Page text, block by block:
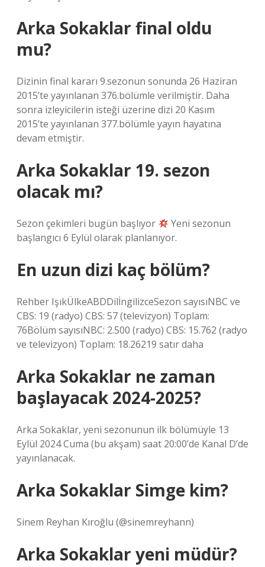
Arka Sokaklar final oldu
mu?
Dizinin final kararı 9.sezonun sonunda 26 Haziran
2015’te yayınlanan 376.bölümle verilmiştir. Daha
sonra izleyicilerin isteği üzerine dizi 20 Kasım
2015’te yayınlanan 377.bölümle yayın hayatına
devam etmiştir.
Arka Sokaklar 19. sezon
olacak mı?
Sezon çekimleri bugün başlıyor
Yeni sezonun
başlangıcı 6 Eylül olarak planlanıyor.
En uzun dizi kaç bölüm?
Rehber IşıkÜlkeABDDilİngilizceSezon sayısıNBC ve
CBS: 19 (radyo) CBS: 57 (televizyon) Toplam:
76Bölüm sayısıNBC: 2.500 (radyo) CBS: 15.762 (radyo
ve televizyon) Toplam: 18.26219 satır daha
Arka Sokaklar ne zaman
başlayacak 2024-2025?
Arka Sokaklar, yeni sezonunun ilk bölümüyle 13
Eylül 2024 Cuma (bu akşam) saat 20:00’de Kanal D’de
yayınlanacak.
Arka Sokaklar Simge kim?
Sinem Reyhan Kıroğlu (@sinemreyhann)
Arka Sokaklar yeni müdür?